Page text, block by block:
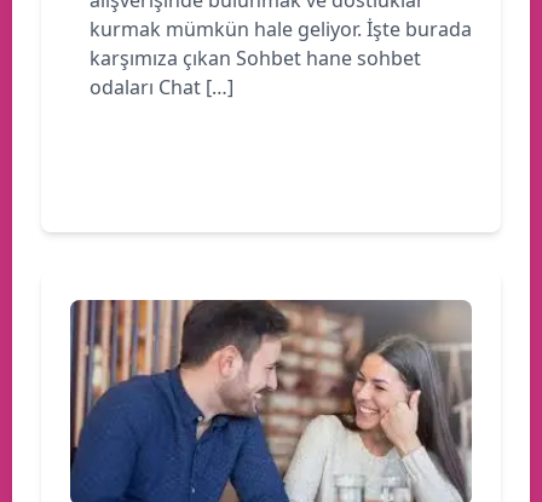
kurmak mümkün hale geliyor. İşte burada
karşımıza çıkan Sohbet hane sohbet
odaları Chat […]